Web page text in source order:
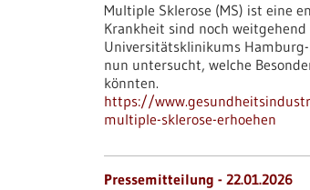
Multiple Sklerose (MS) ist eine
Krankheit sind noch
Universitätsklinikums
nun untersucht, welche
könnten.
https://
multiple-sklerose-erhoehen
Pressemitteilung - 22.01.2026